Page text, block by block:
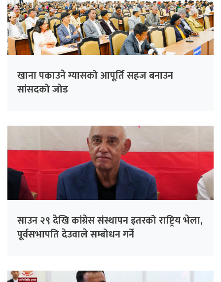
खाना पकाउने ग्यासको आपूर्ति सहज बनाउन
सांसदको जोड
साउन २९ देखि कांग्रेस संस्थापन इतरको राष्ट्रिय भेला,
पूर्वसभापति देउवाले सम्बोधन गर्ने